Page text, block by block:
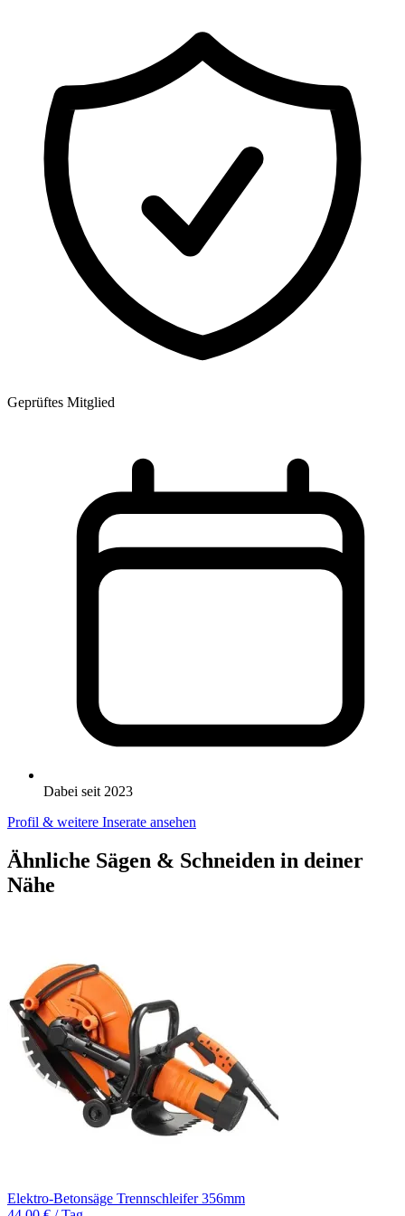
Geprüftes Mitglied
Dabei seit 2023
Profil & weitere Inserate ansehen
Ähnliche Sägen & Schneiden in deiner
Nähe
Elektro-Betonsäge Trennschleifer 356mm